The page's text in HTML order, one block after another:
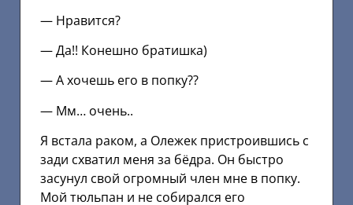
— Нравится?
— Да!! Конешно братишка)
— А хочешь его в попку??
— Мм… очень..
Я встала раком, а Олежек пристроившись с
зади схватил меня за бёдра. Он быстро
засунул свой огромный член мне в попку.
Мой тюльпан и не собирался его